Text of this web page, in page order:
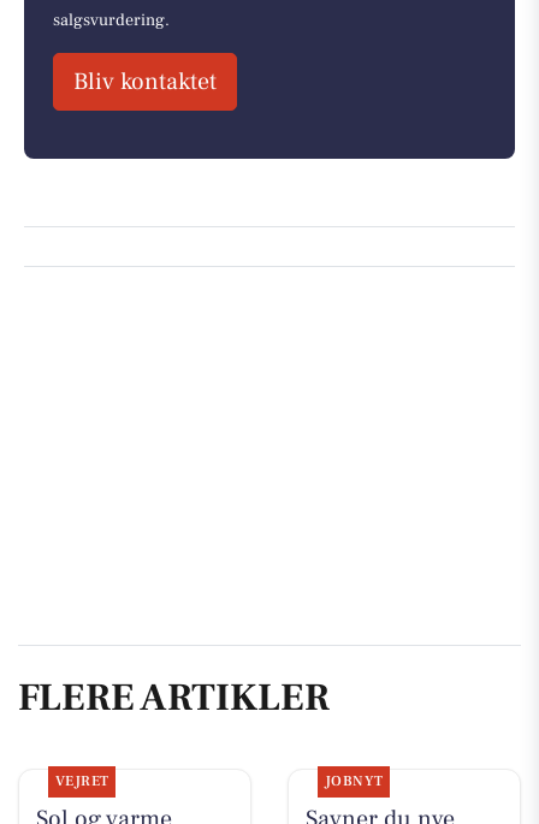
salgsvurdering.
Bliv kontaktet
FLERE ARTIKLER
VEJRET JOBNYT